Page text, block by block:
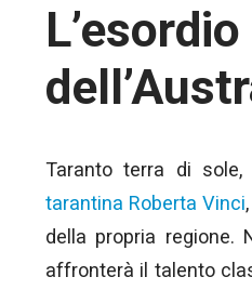
Taranto terra di
tarantina Roberta Vinci
della propria regione.
affronterà il talento